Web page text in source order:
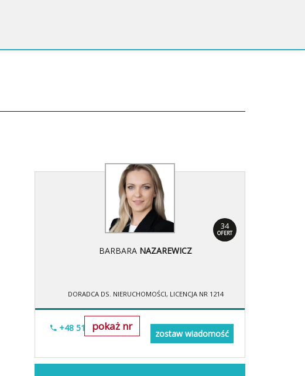
34
OFERT
BARBARA NAZAREWICZ
DORADCA DS. NIERUCHOMOŚCI, LICENCJA NR 1214
pokaż nr
+48 515-634-552
zostaw wiadomość